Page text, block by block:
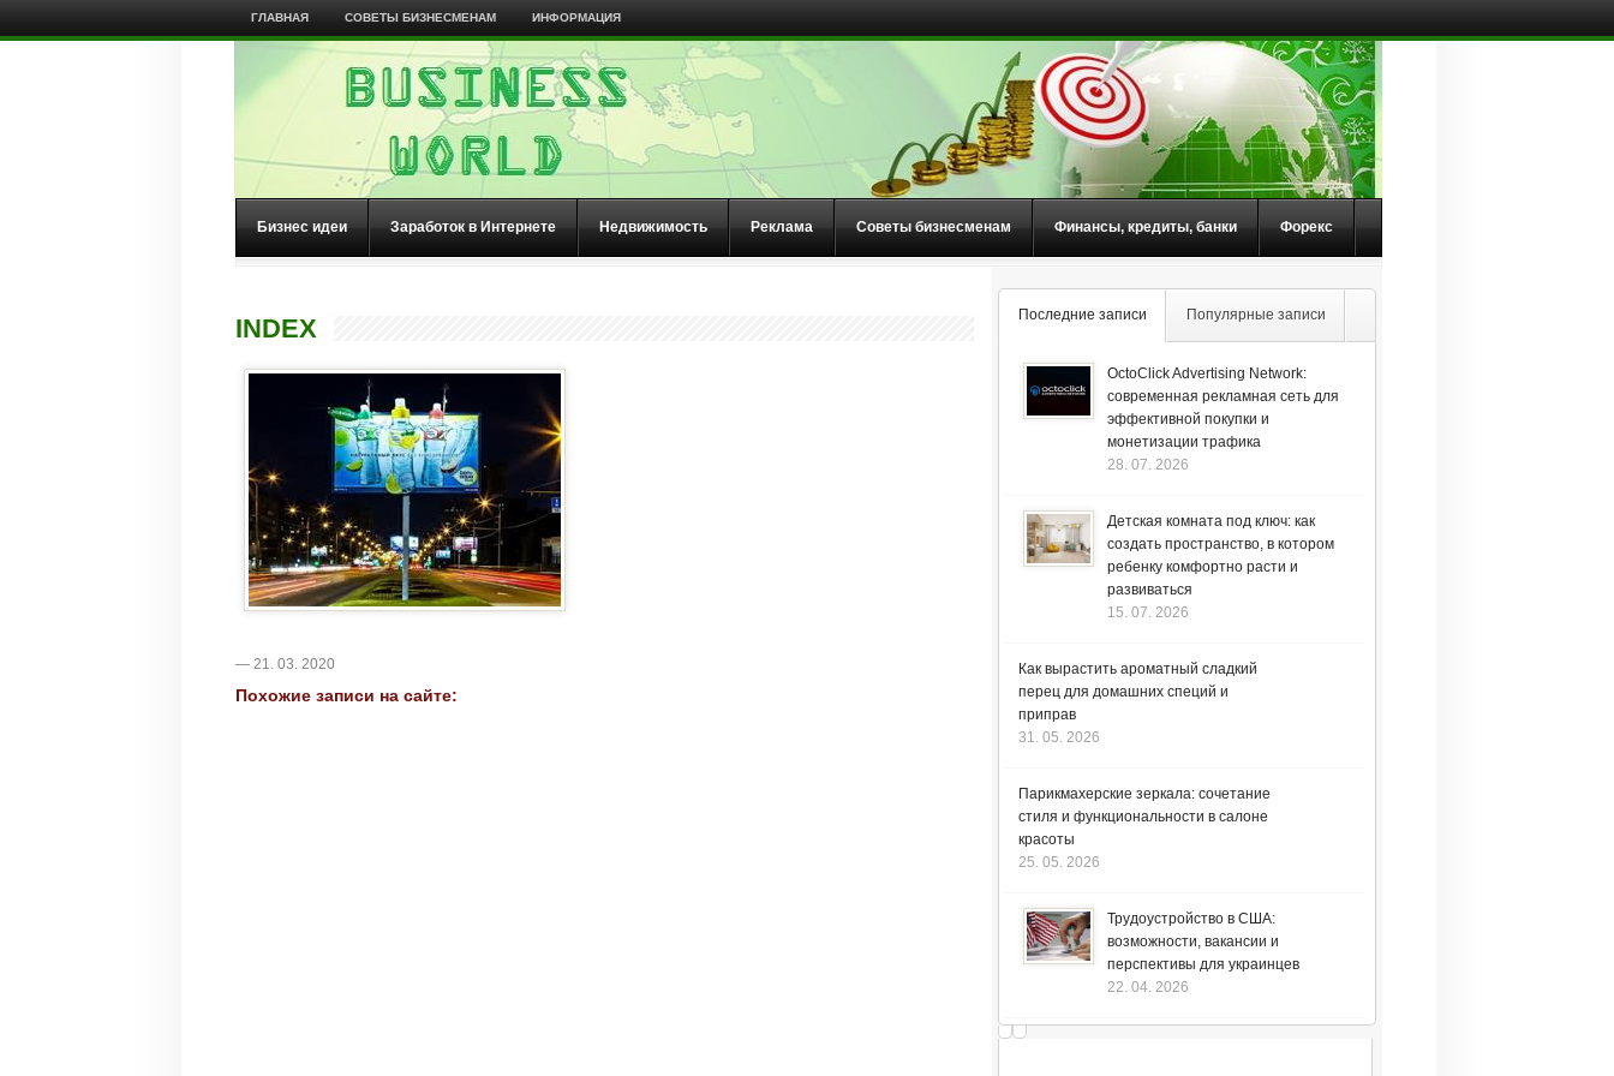
ГЛАВНАЯ СОВЕТЫ БИЗНЕСМЕНАМ ИНФОРМАЦИЯ
Бизнес идеи Заработок в Интернете Недвижимость Реклама Советы бизнесменам Финансы, кредиты, банки Форекс
INDEX
— 21. 03. 2020
Похожие записи на сайте:
Последние записи Популярные записи
OctoClick Advertising Network:
современная рекламная сеть для
эффективной покупки и
монетизации трафика
28. 07. 2026
Детская комната под ключ: как
создать пространство, в котором
ребенку комфортно расти и
развиваться
15. 07. 2026
Как вырастить ароматный сладкий
перец для домашних специй и
приправ
31. 05. 2026
Парикмахерские зеркала: сочетание
стиля и функциональности в салоне
красоты
25. 05. 2026
Трудоустройство в США:
возможности, вакансии и
перспективы для украинцев
22. 04. 2026